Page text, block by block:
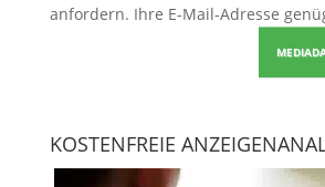
anfordern. Ihre E-Mail-Adresse
KOSTENFREIE